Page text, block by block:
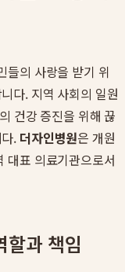
들의 사랑을 받기 위
다. 지역 사회의 일원
건강 증진을 위해 끊
. 더자인병원은 개원
대표 의료기관으로서
할과 책임